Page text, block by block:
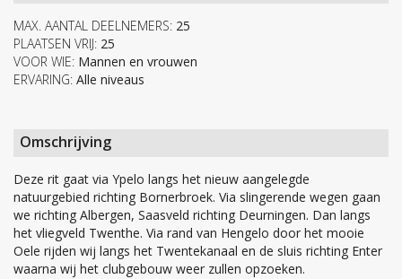
MAX. AANTAL DEELNEMERS: 25
PLAATSEN VRIJ: 25
VOOR WIE: Mannen en vrouwen
ERVARING: Alle niveaus
Omschrijving
Deze rit gaat via Ypelo langs het nieuw aangelegde
natuurgebied richting Bornerbroek. Via slingerende wegen gaan
we richting Albergen, Saasveld richting Deurningen. Dan langs
het vliegveld Twenthe. Via rand van Hengelo door het mooie
Oele rijden wij langs het Twentekanaal en de sluis richting Enter
waarna wij het clubgebouw weer zullen opzoeken.